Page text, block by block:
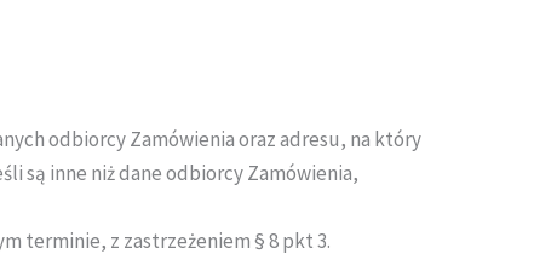
odbiorcy Zamówienia oraz adresu, na który
są inne niż dane odbiorcy Zamówienia,
terminie, z zastrzeżeniem § 8 pkt 3.